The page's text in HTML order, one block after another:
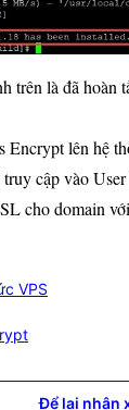
là đã hoàn
Encrypt lên hệ
truy cập vào
cho domain
VPS
Để lại nhận